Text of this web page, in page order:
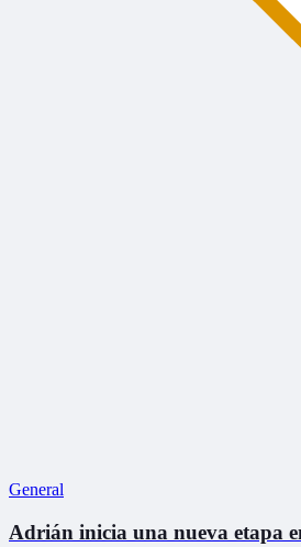
General
Adrián inicia una nueva etapa